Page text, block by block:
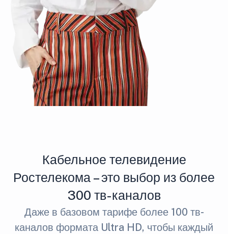
Кабельное телевидение
Ростелекома – это выбор из более
300 тв-каналов
Даже в базовом тарифе более 100 тв-
каналов формата Ultra HD, чтобы каждый